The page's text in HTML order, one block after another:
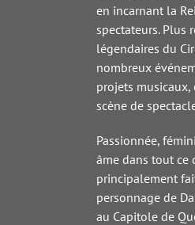
en incarnant la
spectateurs. Plus
légendaires du
nombreux
projets musicaux,
scène de
Passionnée,
âme dans tout ce
principalement
personnage de
au Capitole de